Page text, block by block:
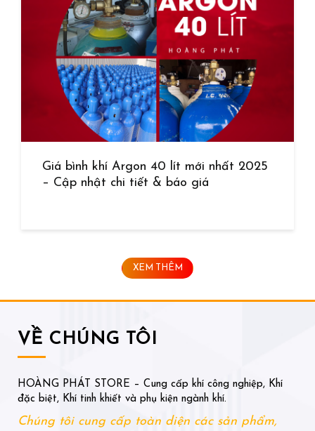
Giá bình khí Argon 40 lít mới nhất 2025
– Cập nhật chi tiết & báo giá
XEM THÊM
VỀ CHÚNG TÔI
HOÀNG PHÁT STORE – Cung cấp khí công nghiệp, Khí
đặc biệt, Khí tinh khiết và phụ kiện ngành khí.
Chúng tôi cung cấp toàn diện các sản phẩm,